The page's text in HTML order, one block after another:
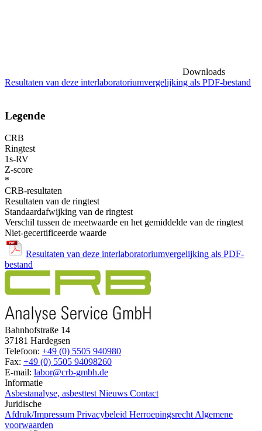
Downloads
Resultaten van deze interlaboratoriumvergelijking als PDF-bestand
Legende
CRB
Ringtest
1s-RV
Z-score
*
CRB-resultaten
Resultaten van de ringtest
Standaardafwijking van de ringtest
Verschil tussen de meetwaarde en het gemiddelde van de ringtest
Niet-gecertificeerde waarde
Resultaten van deze interlaboratoriumvergelijking als PDF-
bestand
Bahnhofstraße 14
37181 Hardegsen
Telefoon: +49 (0) 5505 940980
Fax: +49 (0) 5505 94098260
E-mail: labor@crb-gmbh.de
Informatie
Asbestanalyse, asbesttest Nieuws Contact
Juridische
Afdruk/Impressum Privacybeleid Herroepingsrecht Algemene
voorwaarden